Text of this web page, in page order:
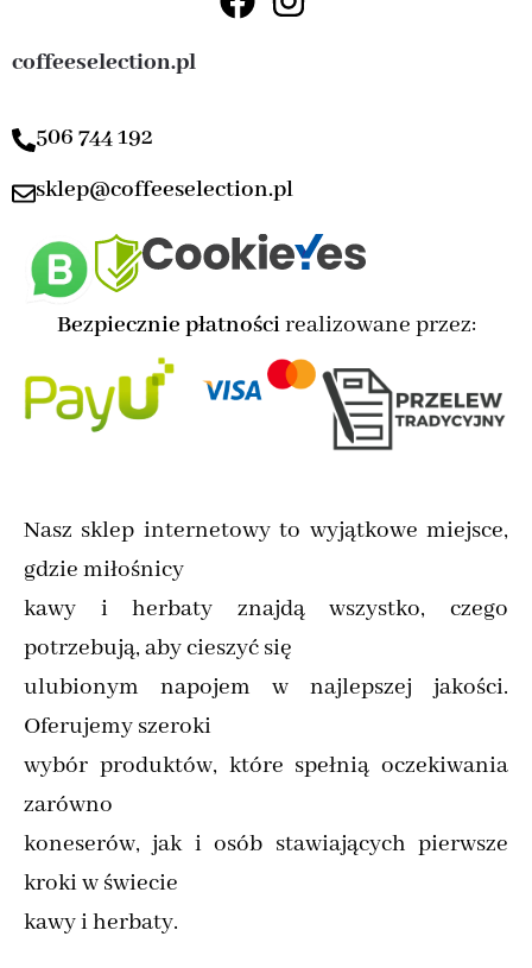
coffeeselection.pl
506 744 192
sklep@coffeeselection.pl
Bezpiecznie płatnościrealizowane przez:
Nasz sklep internetowy to wyjątkowe miejsce,
gdzie miłośnicy
kawy i herbaty znajdą wszystko, czego
potrzebują, aby cieszyć się
ulubionym napojem w najlepszej jakości.
Oferujemy szeroki
wybór produktów, które spełnią oczekiwania
zarówno
koneserów, jak i osób stawiających pierwsze
kroki w świecie
kawy i herbaty.